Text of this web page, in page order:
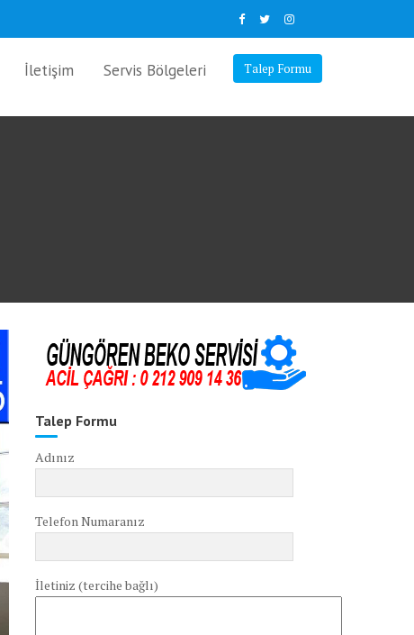
Talep Formu
İletişim Servis Bölgeleri
Talep Formu
Adınız
Telefon Numaranız
İletiniz (tercihe bağlı)